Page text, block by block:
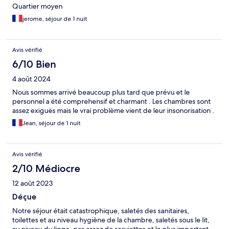
Quartier moyen
jerome, séjour de 1 nuit
Avis vérifié
6/10 Bien
4 août 2024
Nous sommes arrivé beaucoup plus tard que prévu et le
personnel a été comprehensif et charmant . Les chambres sont
assez exiguës mais le vrai problème vient de leur insonorisation .
Jean, séjour de 1 nuit
Avis vérifié
2/10 Médiocre
12 août 2023
Déçue
Notre séjour était catastrophique, saletés des sanitaires,
toilettes et au niveau hygiène de la chambre, saletés sous le lit,